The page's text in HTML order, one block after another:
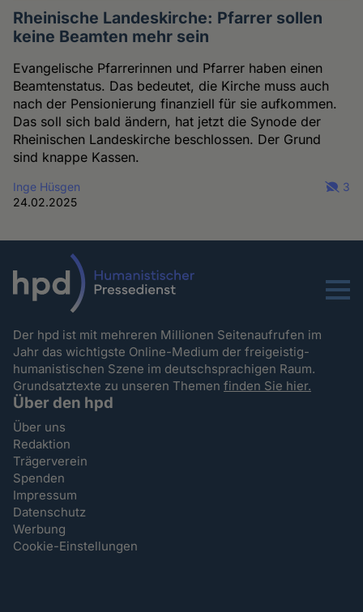
Rheinische Landeskirche: Pfarrer sollen
keine Beamten mehr sein
Evangelische Pfarrerinnen und Pfarrer haben einen
Beamtenstatus. Das bedeutet, die Kirche muss auch
nach der Pensionierung finanziell für sie aufkommen.
Das soll sich bald ändern, hat jetzt die Synode der
Rheinischen Landeskirche beschlossen. Der Grund
sind knappe Kassen.
Inge Hüsgen
24.02.2025
3
Menu
Der hpd ist mit mehreren Millionen Seitenaufrufen im
Jahr das wichtigste Online-Medium der freigeistig-
humanistischen Szene im deutschsprachigen Raum.
Grundsatztexte zu unseren Themenfinden Sie hier.
Über den hpd
Über uns
Redaktion
Trägerverein
Spenden
Impressum
Datenschutz
Werbung
Cookie-Einstellungen